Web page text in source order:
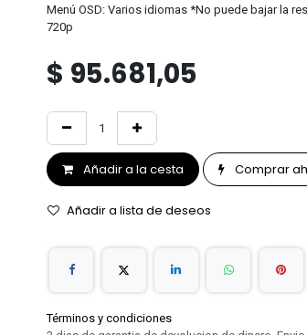
Menú OSD: Varios idiomas *No puede bajar la
720p
$ 95.681,05
Añadir a la cesta Comprar
Añadir a lista de deseos
Términos y condiciones